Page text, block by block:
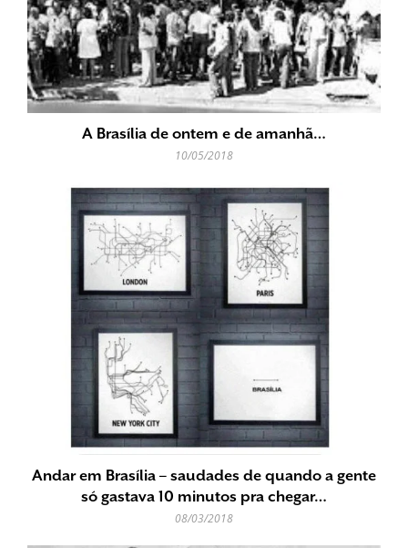
A Brasília de ontem e de amanhã…
10/05/2018
Andar em Brasília – saudades de quando a gente
só gastava 10 minutos pra chegar…
08/03/2018